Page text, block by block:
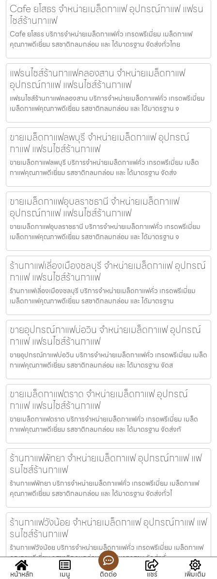
Cafe ยโสธร จำหน่ายเมล็ดกาแฟ อุปกรณ์กาแฟ แฟรน
ไชส์ร้านกาแฟ
Cafe ยโสธร บริการจำหน่ายเมล็ดกาแฟคั่ว เกรดพรีเมี่ยม เมล็ดกาแฟ
คุณภาพดีเยี่ยม รสชาติกลมกล่อม และ ได้มาตรฐาน จัดส่งทั่วไทย
แฟรนไชส์ร้านกาแฟคลองสาน จำหน่ายเมล็ดกาแฟ
อุปกรณ์กาแฟ แฟรนไชส์ร้านกาแฟ
แฟรนไชส์ร้านกาแฟคลองสาน บริการจำหน่ายเมล็ดกาแฟคั่ว เกรดพรีเมี่ยม
เมล็ดกาแฟคุณภาพดีเยี่ยม รสชาติกลมกล่อม และ ได้มาตรฐาน จ
ขายเมล็ดกาแฟลพบุรี จำหน่ายเมล็ดกาแฟ อุปกรณ์
กาแฟ แฟรนไชส์ร้านกาแฟ
ขายเมล็ดกาแฟลพบุรี บริการจำหน่ายเมล็ดกาแฟคั่ว เกรดพรีเมี่ยม เมล็ด
กาแฟคุณภาพดีเยี่ยม รสชาติกลมกล่อม และ ได้มาตรฐาน จัดส่ง
ขายเมล็ดกาแฟอุบลราชธานี จำหน่ายเมล็ดกาแฟ
อุปกรณ์กาแฟ แฟรนไชส์ร้านกาแฟ
ขายเมล็ดกาแฟอุบลราชธานี บริการจำหน่ายเมล็ดกาแฟคั่ว เกรดพรีเมี่ยม
เมล็ดกาแฟคุณภาพดีเยี่ยม รสชาติกลมกล่อม และ ได้มาตรฐาน จ
ร้านกาแฟเลี่องเมืองชลบุรี จำหน่ายเมล็ดกาแฟ อุปกรณ์
กาแฟ แฟรนไชส์ร้านกาแฟ
ร้านกาแฟเลี่องเมืองชลบุรี บริการจำหน่ายเมล็ดกาแฟคั่ว เกรดพรีเมี่ยม
เมล็ดกาแฟคุณภาพดีเยี่ยม รสชาติกลมกล่อม และ ได้มาตรฐาน
ขายอุปกรณ์กาแฟบ่อวิน จำหน่ายเมล็ดกาแฟ อุปกรณ์
กาแฟ แฟรนไชส์ร้านกาแฟ
ขายอุปกรณ์กาแฟบ่อวิน บริการจำหน่ายเมล็ดกาแฟคั่ว เกรดพรีเมี่ยม เมล็ด
กาแฟคุณภาพดีเยี่ยม รสชาติกลมกล่อม และ ได้มาตรฐาน จัดส
ขายเมล็ดกาแฟตราด จำหน่ายเมล็ดกาแฟ อุปกรณ์
กาแฟ แฟรนไชส์ร้านกาแฟ
ขายเมล็ดกาแฟตราด บริการจำหน่ายเมล็ดกาแฟคั่ว เกรดพรีเมี่ยม เมล็ด
กาแฟคุณภาพดีเยี่ยม รสชาติกลมกล่อม และ ได้มาตรฐาน จัดส่งทั
ร้านกาแฟพัทยา จำหน่ายเมล็ดกาแฟ อุปกรณ์กาแฟ แฟ
รนไชส์ร้านกาแฟ
ร้านกาแฟพัทยา บริการจำหน่ายเมล็ดกาแฟคั่ว เกรดพรีเมี่ยม เมล็ดกาแฟ
คุณภาพดีเยี่ยม รสชาติกลมกล่อม และ ได้มาตรฐาน จัดส่งทั่วไ
ร้านกาแฟวังน้อย จำหน่ายเมล็ดกาแฟ อุปกรณ์กาแฟ แฟ
รนไชส์ร้านกาแฟ
ร้านกาแฟวังน้อย บริการจำหน่ายเมล็ดกาแฟคั่ว เกรดพรีเมี่ยม เมล็ดกาแฟ
คุณภาพดีเยี่ยม รสชาติกลมกล่อม และ ได้มาตรฐาน จัดส่งทั่
หน้าหลัก เมนู ติดต่อ แชร์ เพิ่มเติม